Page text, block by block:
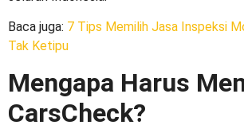
Baca juga: 7 Tips Memilih Jasa Inspeksi
Tak Ketipu
Mengapa Harus
CarsCheck?